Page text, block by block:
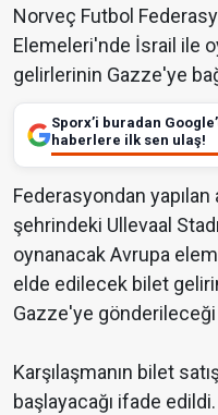
Norveç Futbol
Elemeleri'nde İsrail ile
gelirlerinin Gazze'ye
Sporx’i buradan
haberlere ilk sen ulaş!
Federasyondan
şehrindeki Ullevaal
oynanacak Avrupa
elde edilecek bilet
Gazze'ye
Karşılaşmanın bilet
başlayacağı ifade edildi.